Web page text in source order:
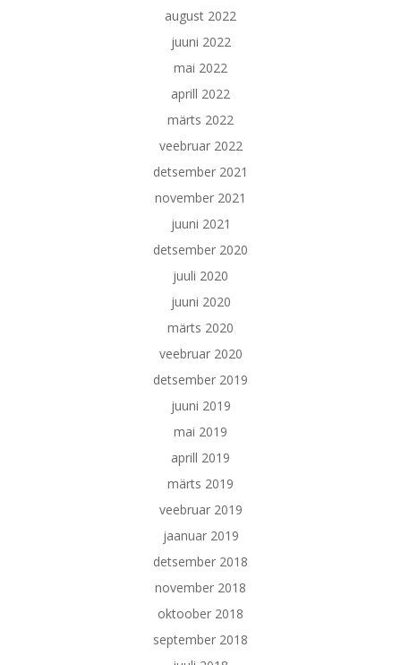
august 2022
juuni 2022
mai 2022
aprill 2022
märts 2022
veebruar 2022
detsember 2021
november 2021
juuni 2021
detsember 2020
juuli 2020
juuni 2020
märts 2020
veebruar 2020
detsember 2019
juuni 2019
mai 2019
aprill 2019
märts 2019
veebruar 2019
jaanuar 2019
detsember 2018
november 2018
oktoober 2018
september 2018